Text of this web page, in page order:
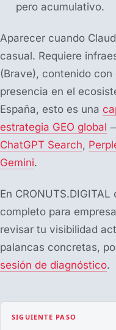
pero acumulativo.
Aparecer cuando
casual. Requiere
(Brave), contenido
presencia en el
España, esto es una
estrategia GEO global
ChatGPT Search,
Gemini.
En
completo para
revisar tu visibilidad
palancas concretas,
sesión de diagnóstico.
SIGUIENTE PASO